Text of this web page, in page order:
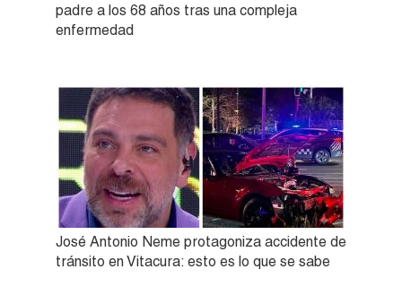
padre a los 68 años tras una compleja
enfermedad
José Antonio Neme protagoniza accidente de
tránsito en Vitacura: esto es lo que se sabe